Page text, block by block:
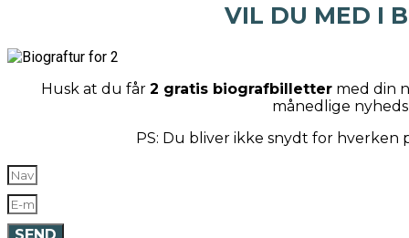
VIL DU MED I
Husk at du får 2 gratis biografbilletter med din
månedlige
PS: Du bliver ikke snydt for hverken
SEND